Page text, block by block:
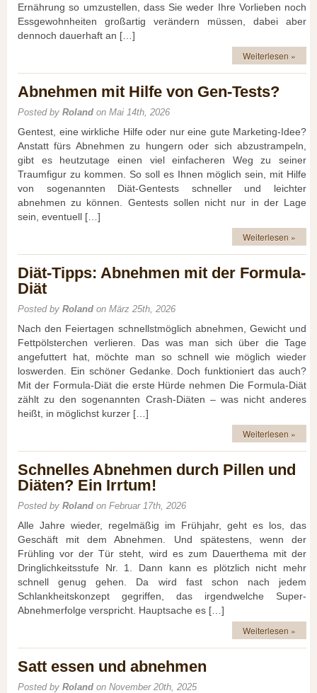
Ernährung so umzustellen, dass Sie weder Ihre Vorlieben noch
Essgewohnheiten großartig verändern müssen, dabei aber
dennoch dauerhaft an […]
Weiterlesen »
Abnehmen mit Hilfe von Gen-Tests?
Posted by Roland on Mai 14th, 2026
Gentest, eine wirkliche Hilfe oder nur eine gute Marketing-Idee?
Anstatt fürs Abnehmen zu hungern oder sich abzustrampeln,
gibt es heutzutage einen viel einfacheren Weg zu seiner
Traumfigur zu kommen. So soll es Ihnen möglich sein, mit Hilfe
von sogenannten Diät-Gentests schneller und leichter
abnehmen zu können. Gentests sollen nicht nur in der Lage
sein, eventuell […]
Weiterlesen »
Diät-Tipps: Abnehmen mit der Formula-
Diät
Posted by Roland on März 25th, 2026
Nach den Feiertagen schnellstmöglich abnehmen, Gewicht und
Fettpölsterchen verlieren. Das was man sich über die Tage
angefuttert hat, möchte man so schnell wie möglich wieder
loswerden. Ein schöner Gedanke. Doch funktioniert das auch?
Mit der Formula-Diät die erste Hürde nehmen Die Formula-Diät
zählt zu den sogenannten Crash-Diäten – was nicht anderes
heißt, in möglichst kurzer […]
Weiterlesen »
Schnelles Abnehmen durch Pillen und
Diäten? Ein Irrtum!
Posted by Roland on Februar 17th, 2026
Alle Jahre wieder, regelmäßig im Frühjahr, geht es los, das
Geschäft mit dem Abnehmen. Und spätestens, wenn der
Frühling vor der Tür steht, wird es zum Dauerthema mit der
Dringlichkeitsstufe Nr. 1. Dann kann es plötzlich nicht mehr
schnell genug gehen. Da wird fast schon nach jedem
Schlankheitskonzept gegriffen, das irgendwelche Super-
Abnehmerfolge verspricht. Hauptsache es […]
Weiterlesen »
Satt essen und abnehmen
Posted by Roland on November 20th, 2025